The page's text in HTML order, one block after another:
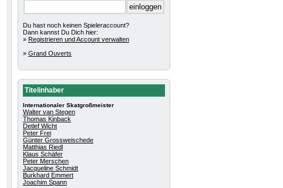
Du hast noch keinen Spieleraccount?
Dann kannst Du Dich hier:
» Registrieren und Account verwalten
» Grand Ouverts
Titelinhaber
Internationaler Skatgroßmeister
Walter van Stegen
Thomas Kinback
Detlef Wicht
Peter Frei
Günter Grossweischede
Matthias Riedl
Klaus Schäfer
Peter Merschen
Jacqueline Schmidt
Burkhard Emmert
Joachim Spann